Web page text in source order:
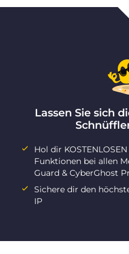
Lassen Sie sich
Hol dir
Funktionen bei allen
Guard & CyberGhost
Sichere dir den
IP